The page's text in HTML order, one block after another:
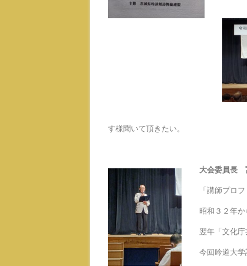
す様聞いて頂きたい。
大会委員長
「講師プロ
昭和３２年
翌年「文化
今回吟道大